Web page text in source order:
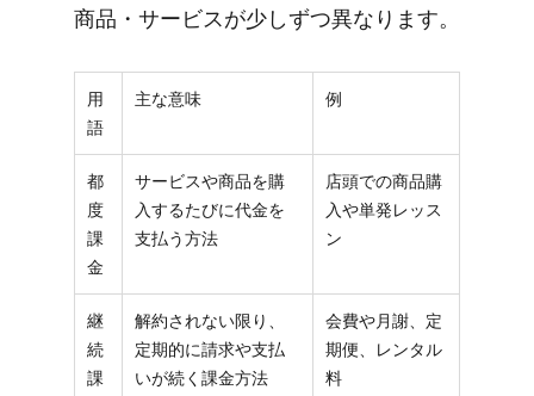
商品・サービスが​少しずつ異なります。
用
語
主な意味 例
都
度
課
金
サービスや商品を購
入するたびに代金を
支払う方法
店頭での商品購
入や単発レッス
ン
継
続
課
解約されない限り、
定期的に請求や支払
いが続く課金方法
会費や月謝、定
期便、レンタル
料